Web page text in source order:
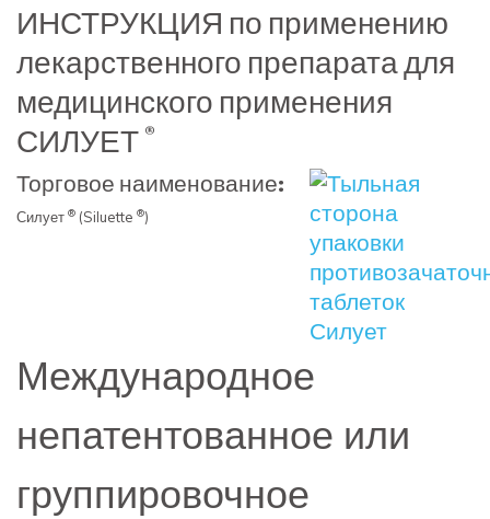
ИНСТРУКЦИЯ по применению
лекарственного препарата для
медицинского применения
СИЛУЕТ ®
Торговое наименование:
Силует ® (Siluette ®)
Международное
непатентованное или
группировочное